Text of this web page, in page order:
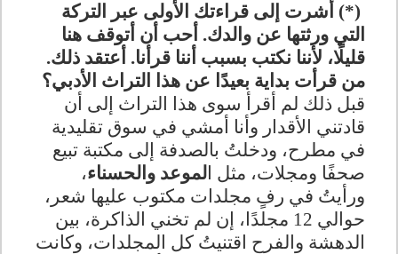
(*) أشرت إلى قراءتك الأولى عبر التركة
التي ورثتها عن والدك. أحب أن أتوقف هنا
قليلًا، لأننا نكتب بسبب أننا قرأنا. أعتقد ذلك.
من قرأت بداية بعيدًا عن هذا التراث الأدبي؟
قبل ذلك لم أقرأ سوى هذا التراث إلى أن
قادتني الأقدار وأنا أمشي في سوق تقليدية
في مطرح، ودخلتُ بالصدفة إلى مكتبة تبيع
صحفًا ومجلات، مثل ا لموعد والحسناء،
ورأيتُ في رفٍ مجلدات مكتوب عليها شعر،
حوالي 12 مجلدًا، إن لم تخني الذاكرة، بين
الدهشة والفرح اقتنيتُ كل المجلدات، وكانت